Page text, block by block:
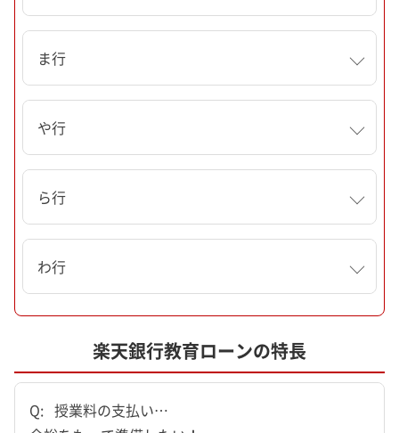
ま行
や行
ら行
わ行
楽天銀行教育ローンの特長
Q: 授業料の支払い…